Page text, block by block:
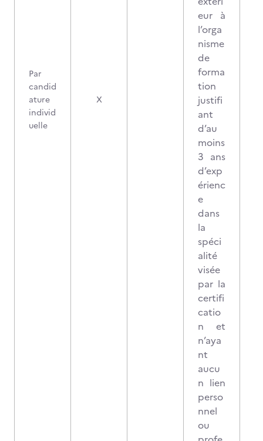
Par
candid
ature
individ
uelle
X
eur à
l’orga
nisme
de
forma
tion
justifi
ant
d’au
moins
3 ans
d’exp
érienc
e
dans
la
spéci
alité
visée
par la
certifi
catio
n et
n’aya
nt
aucu
n lien
perso
nnel
ou